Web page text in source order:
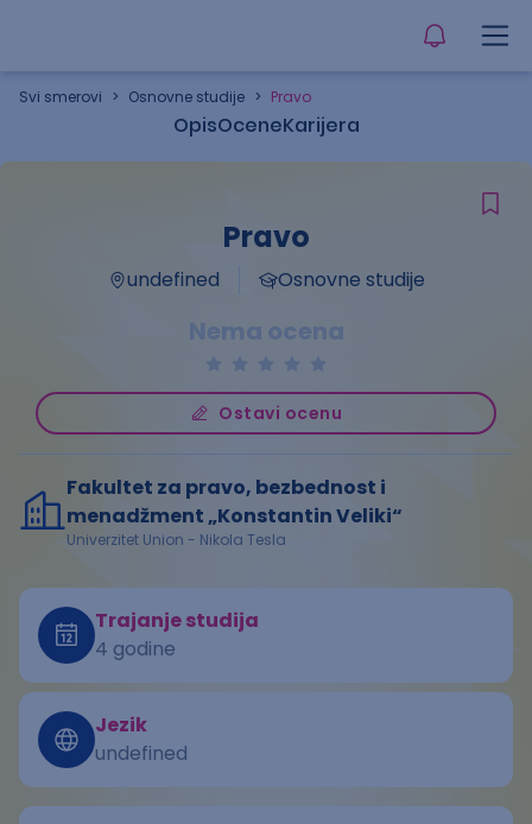
Svi smerovi > Osnovne studije > Pravo
OpisOceneKarijera
Pravo
undefined Osnovne studije
Nema ocena
Ostavi ocenu
Fakultet za pravo, bezbednost i
menadžment „Konstantin Veliki“
Univerzitet Union - Nikola Tesla
Trajanje studija
4 godine
Jezik
undefined